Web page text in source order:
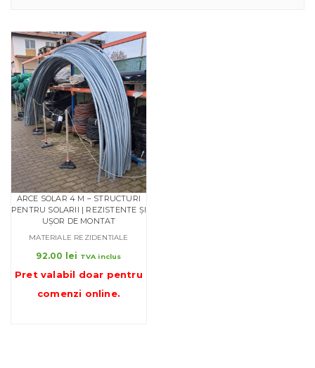
ARCE SOLAR 4 M – STRUCTURI
PENTRU SOLARII | REZISTENTE ȘI
UȘOR DE MONTAT
MATERIALE REZIDENTIALE
92.00 lei TVA inclus
Pret valabil doar pentru
comenzi online.